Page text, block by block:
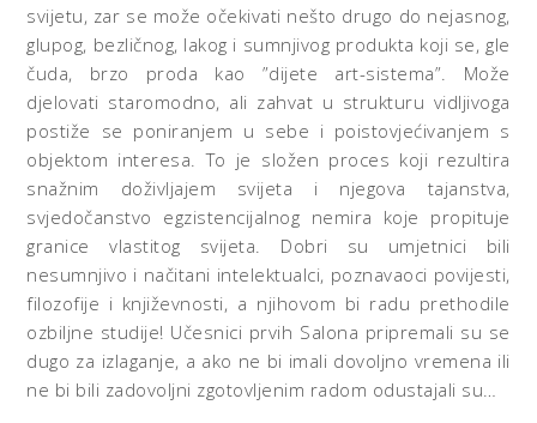
svijetu, zar se može očekivati nešto drugo do nejasnog,
glupog, bezličnog, lakog i sumnjivog produkta koji se, gle
čuda, brzo proda kao ”dijete art-sistema”. Može
djelovati staromodno, ali zahvat u strukturu vidljivoga
postiže se poniranjem u sebe i poistovjećivanjem s
objektom interesa. To je složen proces koji rezultira
snažnim doživljajem svijeta i njegova tajanstva,
svjedočanstvo egzistencijalnog nemira koje propituje
granice vlastitog svijeta. Dobri su umjetnici bili
nesumnjivo i načitani intelektualci, poznavaoci povijesti,
filozofije i književnosti, a njihovom bi radu prethodile
ozbiljne studije! Učesnici prvih Salona pripremali su se
dugo za izlaganje, a ako ne bi imali dovoljno vremena ili
ne bi bili zadovoljni zgotovljenim radom odustajali su…